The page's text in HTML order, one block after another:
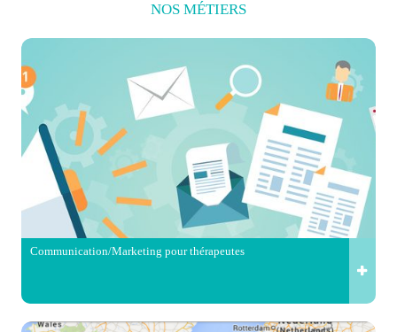
NOS MÉTIERS
Communication/Marketing pour thérapeutes